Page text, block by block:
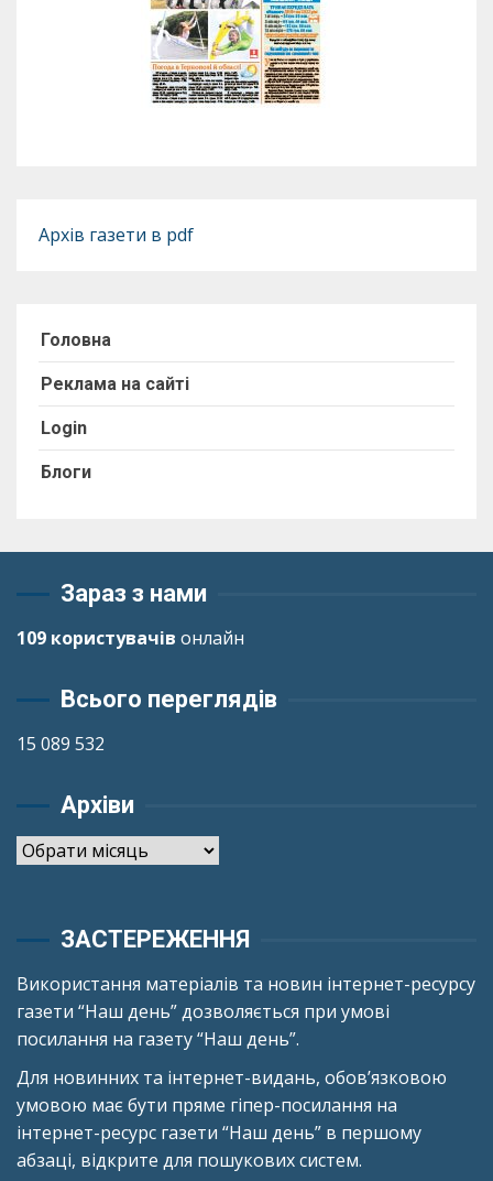
Архів газети в pdf
Головна
Реклама на сайті
Login
Блоги
Зараз з нами
109 користувачів онлайн
Всього переглядів
15 089 532
Архіви
Архіви
ЗАСТЕРЕЖЕННЯ
Використання матеріалів та новин інтернет-ресурсу
газети “Наш день” дозволяється при умові
посилання на газету “Наш день”.
Для новинних та інтернет-видань, обов’язковою
умовою має бути пряме гіпер-посилання на
інтернет-ресурс газети “Наш день” в першому
абзаці, відкрите для пошукових систем.